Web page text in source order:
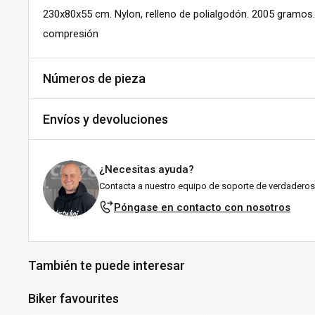
230x80x55 cm. Nylon, relleno de polialgodón. 2005
compresión
Números de pieza
MPN:313222-CAMO
DPN:545505
Envíos y devoluciones
Todos los pedidos se envían desde nuestro almacén en
esforzamos por enviarlos lo antes posible!
suele tardar entre 1 y 3 días laborables tras el
¿Necesitas ayuda?
Contacta a nuestro equipo de soporte de
Póngase en contacto con nosotros
También te puede interesar
Biker favourites